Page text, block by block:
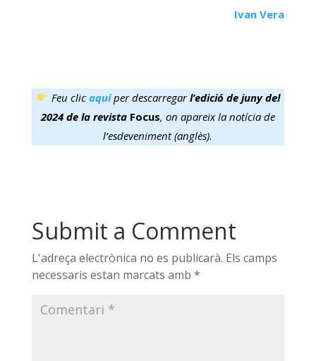
Ivan Vera
Feu clic aquíper descarregarl’edició de juny del
2024 de la revista Focus, on apareix la notícia de
l’esdeveniment (anglès).
Submit a Comment
L'adreça electrònica no es publicarà. Els camps
necessaris estan marcats amb *